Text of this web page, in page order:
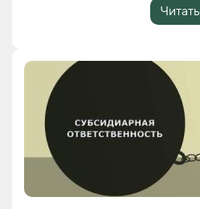
Читать